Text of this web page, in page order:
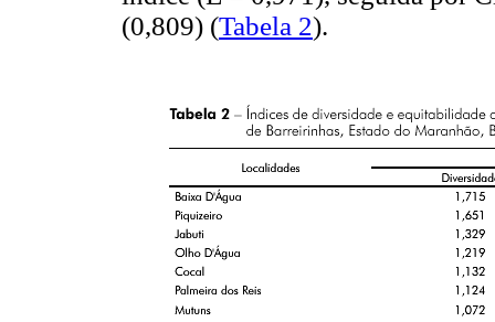
(0,809) (Tabela 2).